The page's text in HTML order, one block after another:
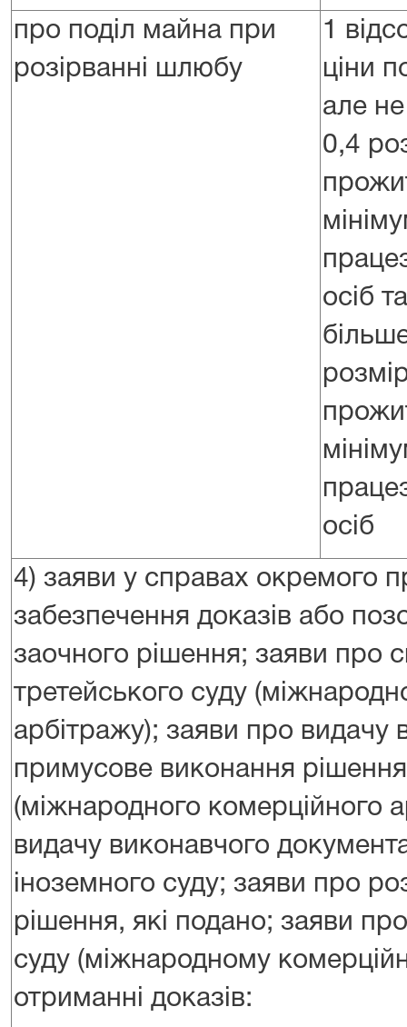
про поділ майна при
розірванні шлюбу
1
ціни
але
0,4
осіб
осіб
4) заяви у справах окремого
забезпечення доказів або
заочного рішення; заяви про
третейського суду
арбітражу); заяви про видачу
примусове виконання
(міжнародного комерційного
видачу виконавчого
іноземного суду; заяви про
рішення, які подано; заяви
суду (міжнародному
отриманні доказів: